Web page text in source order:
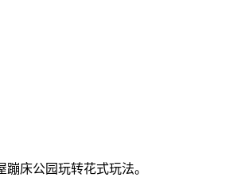
床公园玩转花式玩法。